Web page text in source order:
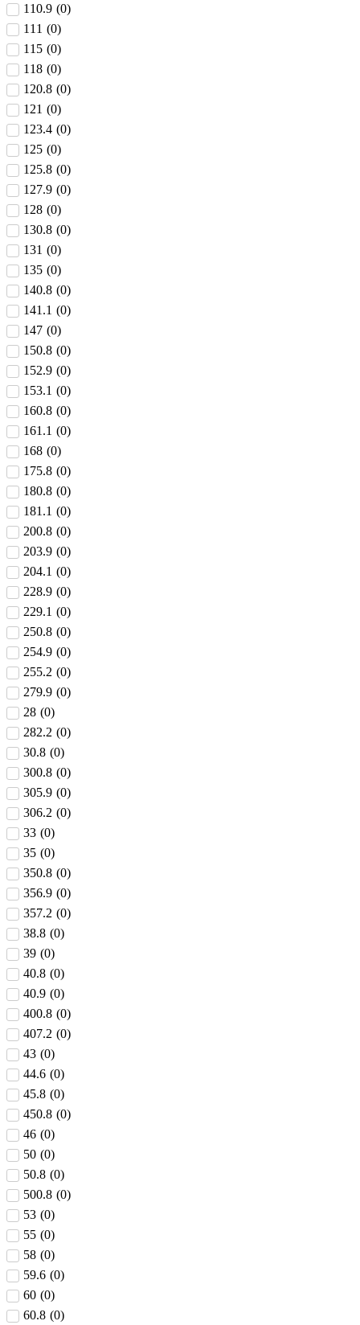
110.9 (0)
111 (0)
115 (0)
118 (0)
120.8 (0)
121 (0)
123.4 (0)
125 (0)
125.8 (0)
127.9 (0)
128 (0)
130.8 (0)
131 (0)
135 (0)
140.8 (0)
141.1 (0)
147 (0)
150.8 (0)
152.9 (0)
153.1 (0)
160.8 (0)
161.1 (0)
168 (0)
175.8 (0)
180.8 (0)
181.1 (0)
200.8 (0)
203.9 (0)
204.1 (0)
228.9 (0)
229.1 (0)
250.8 (0)
254.9 (0)
255.2 (0)
279.9 (0)
28 (0)
282.2 (0)
30.8 (0)
300.8 (0)
305.9 (0)
306.2 (0)
33 (0)
35 (0)
350.8 (0)
356.9 (0)
357.2 (0)
38.8 (0)
39 (0)
40.8 (0)
40.9 (0)
400.8 (0)
407.2 (0)
43 (0)
44.6 (0)
45.8 (0)
450.8 (0)
46 (0)
50 (0)
50.8 (0)
500.8 (0)
53 (0)
55 (0)
58 (0)
59.6 (0)
60 (0)
60.8 (0)